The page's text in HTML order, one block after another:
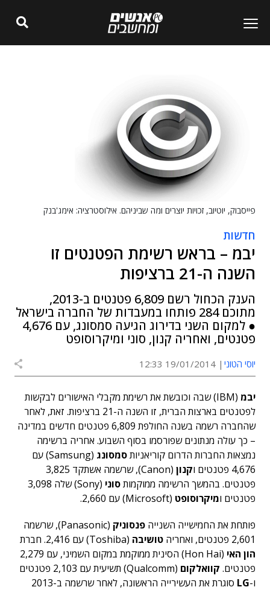
פייסבוק, יוטיוב, זכויות יוצרים ומה שביניהם. אילוסטרציה: אימג'בנק
חדשות
יבמ – בראש רשימת הפטנטים זו
השנה ה-21 ברציפות
הענק הכחול רשם 6,809 פטנטים ב-2013,
מתוכם 284 פותחו במעבדות של החברה בישראל
● למקום השני בדירוג הגיעה סמסונג, עם 4,676
פטנטים, ואחריה קנון, סוני ומיקרוסופט
יוסי הטוני 19/01/2014 12:33
יבמ
(IBM) שבה וכובשת את רשימת מקבלי האישורים לבקשות
לפטנטים בארצות הברית, זו השנה ה-21 ברציפות. זאת, לאחר
שהחברה רשמה בשנה החולפת 6,809 פטנטים חדשים במדינה
– כך עולה מנתונים שפורסמו בסוף השבוע. אחריה ברשימה
נמצאות החברות הדרום קוריאניותסמסונג
(Samsung) עם
4,676 פטנטים ו
קנון
(Canon), שרשמה אשתקד 3,825
פטנטים. בהמשך הרשימה ממוקמותסוני
(Sony) שלה 3,098
פטנטים ומיקרוסופט (Microsoft) עם 2,660.
פותחת את החמישייה השנייה פנסוניק
(Panasonic), שרשמה
2,601 פטנטים, ואחריה
טושיבה (Toshiba) עם 2,416. חברת
הון האי
(Hon Hai) הסינית ממוקמת במקום השמיני, עם 2,279
פטנטים. קוואלקום
(Qualcomm) תשיעית עם 2,103 פטנטים
ו-LG
סוגרת את העשירייה הראשונה, לאחר שרשמה ב-2013